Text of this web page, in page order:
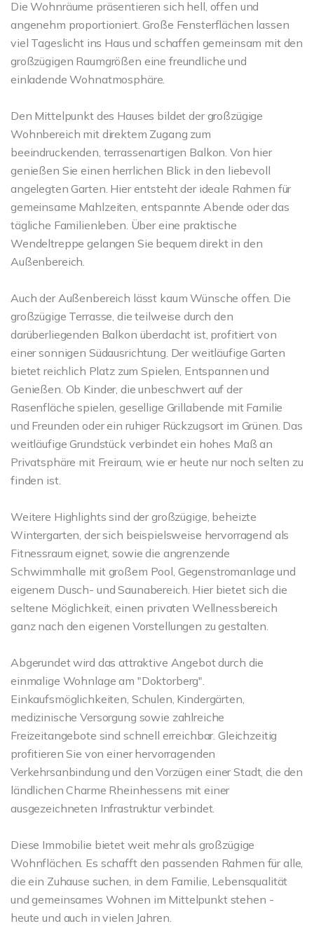
Die Wohnräume präsentieren sich hell, offen und
angenehm proportioniert. Große Fensterflächen lassen
viel Tageslicht ins Haus und schaffen gemeinsam mit den
großzügigen Raumgrößen eine freundliche und
einladende Wohnatmosphäre.
Den Mittelpunkt des Hauses bildet der großzügige
Wohnbereich mit direktem Zugang zum
beeindruckenden, terrassenartigen Balkon. Von hier
genießen Sie einen herrlichen Blick in den liebevoll
angelegten Garten. Hier entsteht der ideale Rahmen für
gemeinsame Mahlzeiten, entspannte Abende oder das
tägliche Familienleben. Über eine praktische
Wendeltreppe gelangen Sie bequem direkt in den
Außenbereich.
Auch der Außenbereich lässt kaum Wünsche offen. Die
großzügige Terrasse, die teilweise durch den
darüberliegenden Balkon überdacht ist, profitiert von
einer sonnigen Südausrichtung. Der weitläufige Garten
bietet reichlich Platz zum Spielen, Entspannen und
Genießen. Ob Kinder, die unbeschwert auf der
Rasenfläche spielen, gesellige Grillabende mit Familie
und Freunden oder ein ruhiger Rückzugsort im Grünen. Das
weitläufige Grundstück verbindet ein hohes Maß an
Privatsphäre mit Freiraum, wie er heute nur noch selten zu
finden ist.
Weitere Highlights sind der großzügige, beheizte
Wintergarten, der sich beispielsweise hervorragend als
Fitnessraum eignet, sowie die angrenzende
Schwimmhalle mit großem Pool, Gegenstromanlage und
eigenem Dusch- und Saunabereich. Hier bietet sich die
seltene Möglichkeit, einen privaten Wellnessbereich
ganz nach den eigenen Vorstellungen zu gestalten.
Abgerundet wird das attraktive Angebot durch die
einmalige Wohnlage am "Doktorberg".
Einkaufsmöglichkeiten, Schulen, Kindergärten,
medizinische Versorgung sowie zahlreiche
Freizeitangebote sind schnell erreichbar. Gleichzeitig
profitieren Sie von einer hervorragenden
Verkehrsanbindung und den Vorzügen einer Stadt, die den
ländlichen Charme Rheinhessens mit einer
ausgezeichneten Infrastruktur verbindet.
Diese Immobilie bietet weit mehr als großzügige
Wohnflächen. Es schafft den passenden Rahmen für alle,
die ein Zuhause suchen, in dem Familie, Lebensqualität
und gemeinsames Wohnen im Mittelpunkt stehen -
heute und auch in vielen Jahren.